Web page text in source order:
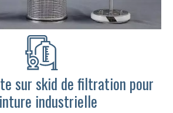
sur skid de filtration pour
industrielle​